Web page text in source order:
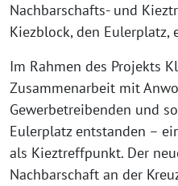
Nachbarschafts- und
Kiezblock, den Eulerplatz,
Im Rahmen des Projekts
Zusammenarbeit mit
Gewerbetreibenden und
Eulerplatz entstanden –
als Kieztreffpunkt. Der
Nachbarschaft an der